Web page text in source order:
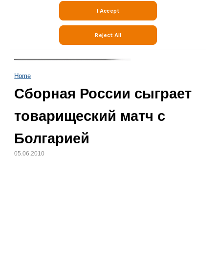
Home
Cборная России сыграет
товарищеский матч с
Болгарией
05.06.2010